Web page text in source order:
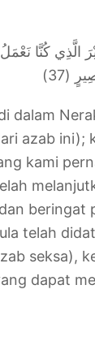
الَّذِي كُنَّا
(37)
dalam
azab ini);
kami
beringat
telah
seksa),
dapat